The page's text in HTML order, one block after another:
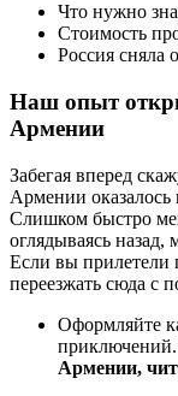
Что нужно
Стоимость
Россия сняла
Наш опыт
Армении
Забегая вперед
Армении оказалось
Слишком быстро
оглядываясь
Если вы прилетели
переезжать сюда с
Оформляйте
приключений.
Армении,